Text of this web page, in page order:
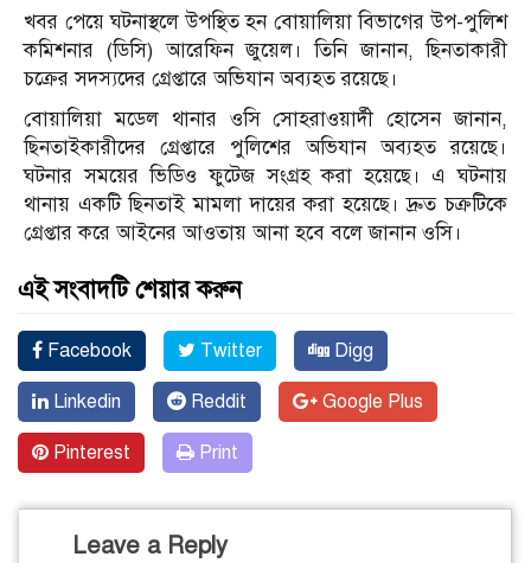
খবর পেয়ে ঘটনাস্থলে উপস্থিত হন বোয়ালিয়া বিভাগের উপ-পুলিশ
কমিশনার (ডিসি) আরেফিন জুয়েল। তিনি জানান, ছিনতাকারী
চক্রের সদস্যদের গ্রেপ্তারে অভিযান অব্যহত রয়েছে।
বোয়ালিয়া মডেল থানার ওসি সোহরাওয়ার্দী হোসেন জানান,
ছিনতাইকারীদের গ্রেপ্তারে পুলিশের অভিযান অব্যহত রয়েছে।
ঘটনার সময়ের ভিডিও ফুটেজ সংগ্রহ করা হয়েছে। এ ঘটনায়
থানায় একটি ছিনতাই মামলা দায়ের করা হয়েছে। দ্রুত চক্রটিকে
গ্রেপ্তার করে আইনের আওতায় আনা হবে বলে জানান ওসি।
এই সংবাদটি শেয়ার করুন
Facebook Twitter Digg
Linkedin Reddit Google Plus
Pinterest Print
Leave a Reply